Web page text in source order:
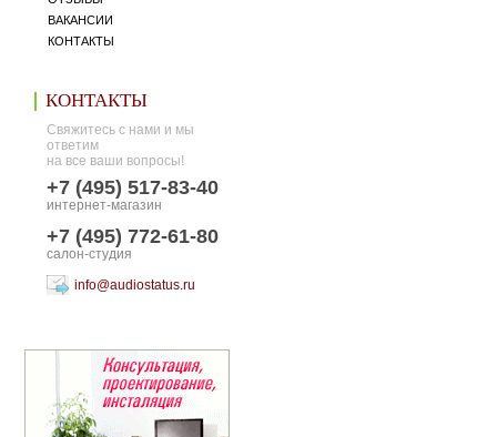
ВАКАНСИИ
КОНТАКТЫ
КОНТАКТЫ
Свяжитесь с нами и мы
ответим
на все ваши вопросы!
+7 (495) 517-83-40
интернет-магазин
+7 (495) 772-61-80
салон-студия
info@audiostatus.ru